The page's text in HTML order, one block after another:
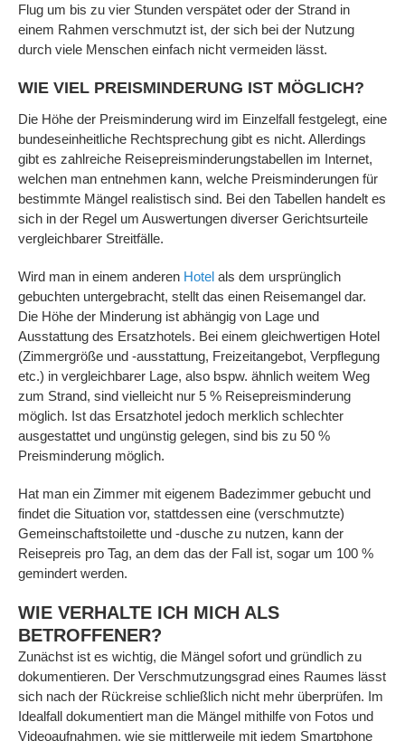
Flug um bis zu vier Stunden verspätet oder der Strand in
einem Rahmen verschmutzt ist, der sich bei der Nutzung
durch viele Menschen einfach nicht vermeiden lässt.
WIE VIEL PREISMINDERUNG IST MÖGLICH?
Die Höhe der Preisminderung wird im Einzelfall festgelegt, eine
bundeseinheitliche Rechtsprechung gibt es nicht. Allerdings
gibt es zahlreiche Reisepreisminderungstabellen im Internet,
welchen man entnehmen kann, welche Preisminderungen für
bestimmte Mängel realistisch sind. Bei den Tabellen handelt es
sich in der Regel um Auswertungen diverser Gerichtsurteile
vergleichbarer Streitfälle.
Wird man in einem anderen Hotel als dem ursprünglich
gebuchten untergebracht, stellt das einen Reisemangel dar.
Die Höhe der Minderung ist abhängig von Lage und
Ausstattung des Ersatzhotels. Bei einem gleichwertigen Hotel
(Zimmergröße und -ausstattung, Freizeitangebot, Verpflegung
etc.) in vergleichbarer Lage, also bspw. ähnlich weitem Weg
zum Strand, sind vielleicht nur 5 % Reisepreisminderung
möglich. Ist das Ersatzhotel jedoch merklich schlechter
ausgestattet und ungünstig gelegen, sind bis zu 50 %
Preisminderung möglich.
Hat man ein Zimmer mit eigenem Badezimmer gebucht und
findet die Situation vor, stattdessen eine (verschmutzte)
Gemeinschaftstoilette und -dusche zu nutzen, kann der
Reisepreis pro Tag, an dem das der Fall ist, sogar um 100 %
gemindert werden.
WIE VERHALTE ICH MICH ALS
BETROFFENER?
Zunächst ist es wichtig, die Mängel sofort und gründlich zu
dokumentieren. Der Verschmutzungsgrad eines Raumes lässt
sich nach der Rückreise schließlich nicht mehr überprüfen. Im
Idealfall dokumentiert man die Mängel mithilfe von Fotos und
Videoaufnahmen, wie sie mittlerweile mit jedem Smartphone